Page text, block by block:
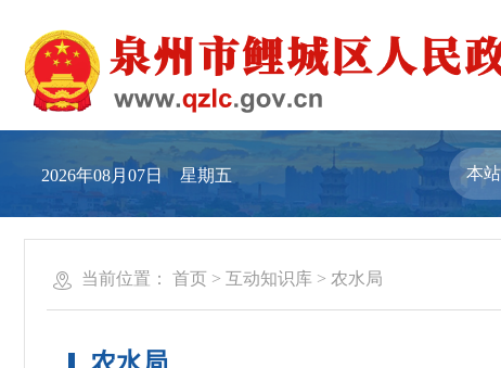
2026年08月07日 星期五
当前位置： 首页 > 互动知识库 > 农水局